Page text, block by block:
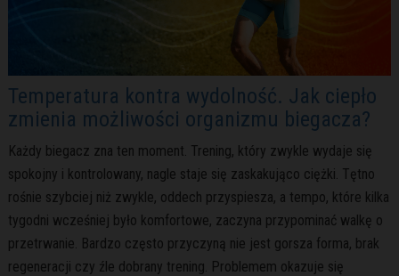
Temperatura kontra wydolność. Jak ciepło
zmienia możliwości organizmu biegacza?
Każdy biegacz zna ten moment. Trening, który zwykle wydaje się
spokojny i kontrolowany, nagle staje się zaskakująco ciężki. Tętno
rośnie szybciej niż zwykle, oddech przyspiesza, a tempo, które kilka
tygodni wcześniej było komfortowe, zaczyna przypominać walkę o
przetrwanie. Bardzo często przyczyną nie jest gorsza forma, brak
regeneracji czy źle dobrany trening. Problemem okazuje się